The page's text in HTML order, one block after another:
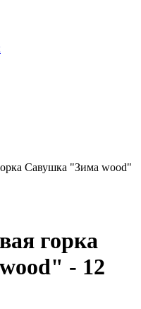
Савушка "Зима wood"
горка
- 12